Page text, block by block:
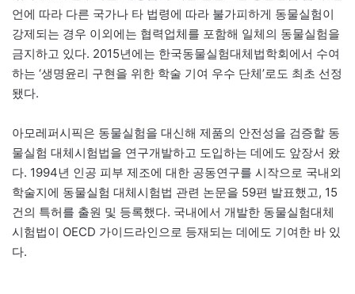
언에 따라 다른 국가나 타 법령에 따라 불가피하게 동물실험이
강제되는 경우 이외에는 협력업체를 포함해 일체의 동물실험을
금지하고 있다. 2015년에는 한국동물실험대체법학회에서 수여
하는 ‘생명윤리 구현을 위한 학술 기여 우수 단체’로도 최초 선정
됐다.
아모레퍼시픽은 동물실험을 대신해 제품의 안전성을 검증할 동
물실험 대체시험법을 연구개발하고 도입하는 데에도 앞장서 왔
다. 1994년 인공 피부 제조에 대한 공동연구를 시작으로 국내외
학술지에 동물실험 대체시험법 관련 논문을 59편 발표했고, 15
건의 특허를 출원 및 등록했다. 국내에서 개발한 동물실험대체
시험법이 OECD 가이드라인으로 등재되는 데에도 기여한 바 있
다.